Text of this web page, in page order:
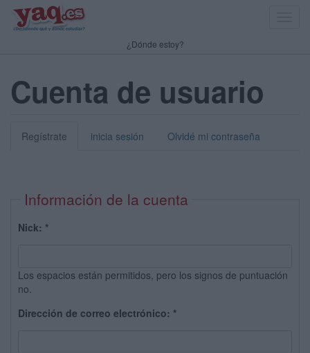
¿Dónde estoy?
Cuenta de usuario
Regístrate inicia sesión Olvidé mi contraseña
Información de la cuenta
Nick: *
Los espacios están permitidos, pero los signos de puntuación
no.
Dirección de correo electrónico: *